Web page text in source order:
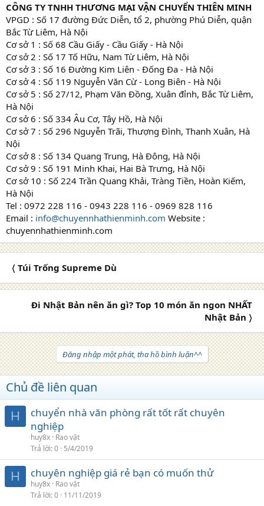
CÔNG TY TNHH THƯƠNG MẠI VẬN CHUYỂN THIÊN MINH
VPGD : Số 17 đường Đức Diễn, tổ 2, phường Phú Diễn, quận
Bắc Từ Liêm, Hà Nội
Cơ sở 1 : Số 68 Cầu Giấy - Cầu Giấy - Hà Nội
Cơ sở 2 : Số 17 Tố Hữu, Nam Từ Liêm, Hà Nội
Cơ sở 3 : Số 16 Đường Kim Liên - Đống Đa - Hà Nội
Cơ sở 4 : Số 119 Nguyễn Văn Cừ - Long Biên - Hà Nội
Cơ sở 5 : Số 27/12, Phạm Văn Đồng, Xuân đỉnh, Bắc Từ Liêm,
Hà Nội
Cơ sở 6 : Số 334 Âu Cơ, Tây Hồ, Hà Nội
Cơ sở 7 : Số 296 Nguyễn Trãi, Thượng Đình, Thanh Xuân, Hà
Nội
Cơ sở 8 : Số 134 Quang Trung, Hà Đông, Hà Nội
Cơ sở 9 : Số 191 Minh Khai, Hai Bà Trưng, Hà Nội
Cơ sở 10 : Số 224 Trần Quang Khải, Tràng Tiền, Hoàn Kiếm,
Hà Nội
Tel : 0972 228 116 - 0943 228 116 - 0969 828 116
Email : info@chuyennhathienminh.com Website :
chuyennhathienminh.com
〈 Túi Trống Supreme Dù
Đi Nhật Bản nên ăn gì? Top 10 món ăn ngon NHẤT
Nhật Bản 〉
Đăng nhập một phát, tha hồ bình luận^^
Chủ đề liên quan
H
chuyển nhà văn phòng rất tốt rất chuyên
nghiệp
huy8x Rao vặt
Trả lời 0 5/4/2019
H chuyên nghiệp giá rẻ bạn có muốn thử
huy8x Rao vặt
Trả lời 0 11/11/2019